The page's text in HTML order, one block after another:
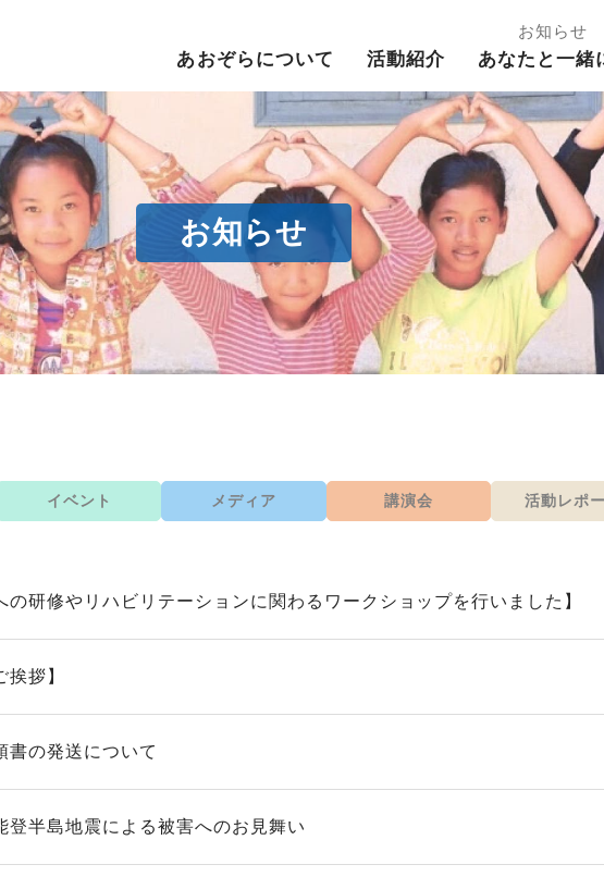
お知らせ
あおぞらについて 活動紹介 あなたと一緒
お知らせ
イベント メディア 講演会 活動レポ
の研修やリハビリテーションに関わるワークショップを行いました】
挨拶】
書の発送について
登半島地震による被害へのお見舞い